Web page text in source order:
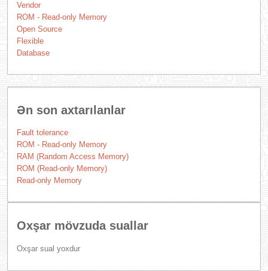
Vendor
ROM - Read-only Memory
Open Source
Flexible
Database
Ən son axtarılanlar
Fault tolerance
ROM - Read-only Memory
RAM (Random Access Memory)
ROM (Read-only Memory)
Read-only Memory
Oxşar mövzuda suallar
Oxşar sual yoxdur